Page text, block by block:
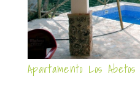
Apartamento Los Abetos